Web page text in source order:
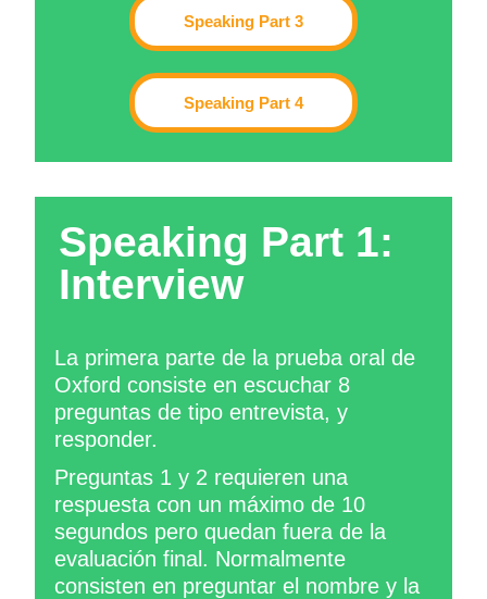
Speaking Part 3
Speaking Part 4
Speaking Part 1:
Interview
La primera parte de la prueba oral de
Oxford consiste en escuchar 8
preguntas de tipo entrevista, y
responder.
Preguntas 1 y 2 requieren una
respuesta con un máximo de 10
segundos pero quedan fuera de la
evaluación final. Normalmente
consisten en preguntar el nombre y la